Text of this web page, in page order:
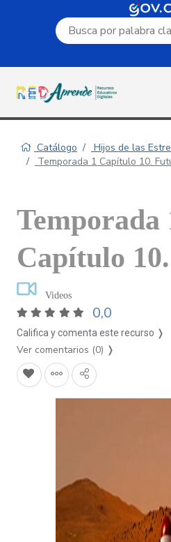
Campo de búsqueda
Catálogo
Hijos de las
Temporada 1 Capítulo 10.
Temporada
Capítulo
Videos
0,0
Califica y comenta este recurso ❭
Ver comentarios (0) ❭